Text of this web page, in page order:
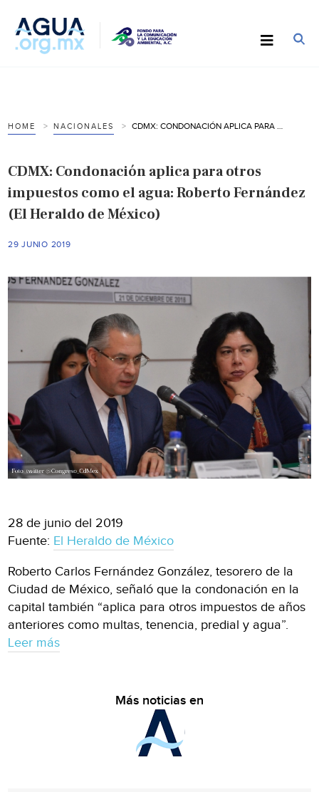
HOME NACIONALES
CDMX: Condonación aplica para otros
impuestos como el agua: Roberto Fernández
(El Heraldo de México)
29 JUNIO 2019
28 de junio del 2019
Fuente: El Heraldo de México
Roberto Carlos Fernández González, tesorero de la
Ciudad de México, señaló que la condonación en la
capital también “aplica para otros impuestos de años
anteriores como multas, tenencia, predial y agua”.
Leer más
Más noticias en